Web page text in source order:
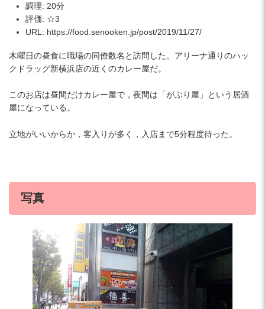
調理: 20分
評価: ☆3
URL: https://food.senooken.jp/post/2019/11/27/
木曜日の昼食に職場の同僚数名と訪問した。アリーナ通りのハッ
クドラッグ新横浜店の近くのカレー屋だ。
このお店は昼間だけカレー屋で，夜間は「がぶり屋」という居酒
屋になっている。
立地がいいからか，客入りが多く，入店まで5分程度待った。
写真